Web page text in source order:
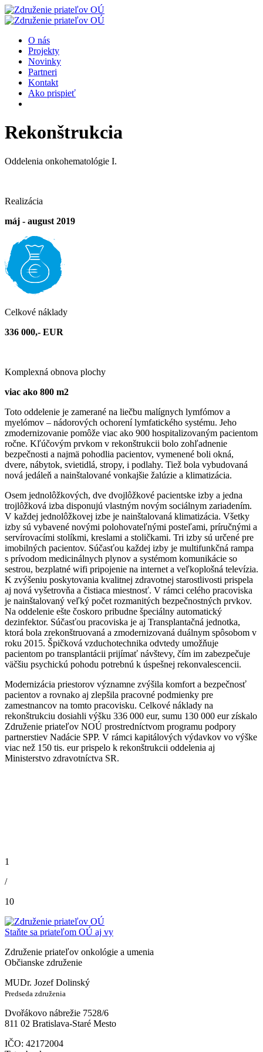
O nás
Projekty
Novinky
Partneri
Kontakt
Ako prispieť
Rekonštrukcia
Oddelenia onkohematológie I.
Realizácia
máj - august 2019
Celkové náklady
336 000,- EUR
Komplexná obnova plochy
viac ako 800 m2
Toto oddelenie je zamerané na liečbu malígnych lymfómov a
myelómov – nádorových ochorení lymfatického systému. Jeho
zmodernizovanie pomôže viac ako 900 hospitalizovaným pacientom
ročne. Kľúčovým prvkom v rekonštrukcii bolo zohľadnenie
bezpečnosti a najmä pohodlia pacientov, vymenené boli okná,
dvere, nábytok, svietidlá, stropy, i podlahy. Tiež bola vybudovaná
nová jedáleň a nainštalované vonkajšie žalúzie a klimatizácia.
Osem jednolôžkových, dve dvojlôžkové pacientske izby a jedna
trojlôžková izba disponujú vlastným novým sociálnym zariadením.
V každej jednolôžkovej izbe je nainštalovaná klimatizácia. Všetky
izby sú vybavené novými polohovateľnými posteľami, príručnými a
servírovacími stolíkmi, kreslami a stoličkami. Tri izby sú určené pre
imobilných pacientov. Súčasťou každej izby je multifunkčná rampa
s prívodom medicinálnych plynov a systémom komunikácie so
sestrou, bezplatné wifi pripojenie na internet a veľkoplošná televízia.
K zvýšeniu poskytovania kvalitnej zdravotnej starostlivosti prispela
aj nová vyšetrovňa a čistiaca miestnosť. V rámci celého pracoviska
je nainštalovaný veľký počet rozmanitých bezpečnostných prvkov.
Na oddelenie ešte čoskoro pribudne špeciálny automatický
dezinfektor. Súčasťou pracoviska je aj Transplantačná jednotka,
ktorá bola zrekonštruovaná a zmodernizovaná duálnym spôsobom v
roku 2015. Špičková vzduchotechnika odvtedy umožňuje
pacientom po transplantácii prijímať návštevy, čím im zabezpečuje
väčšiu psychickú pohodu potrebnú k úspešnej rekonvalescencii.
Modernizácia priestorov významne zvýšila komfort a bezpečnosť
pacientov a rovnako aj zlepšila pracovné podmienky pre
zamestnancov na tomto pracovisku. Celkové náklady na
rekonštrukciu dosiahli výšku 336 000 eur, sumu 130 000 eur získalo
Združenie priateľov NOÚ prostredníctvom programu podpory
partnerstiev Nadácie SPP. V rámci kapitálových výdavkov vo výške
viac než 150 tis. eur prispelo k rekonštrukcii oddelenia aj
Ministerstvo zdravotníctva SR.
1
/
10
Staňte sa priateľom OÚ aj vy
Združenie priateľov onkológie a umenia
Občianske združenie
MUDr. Jozef Dolinský
Predseda združenia
Dvořákovo nábrežie 7528/6
811 02 Bratislava-Staré Mesto
IČO: 42172004